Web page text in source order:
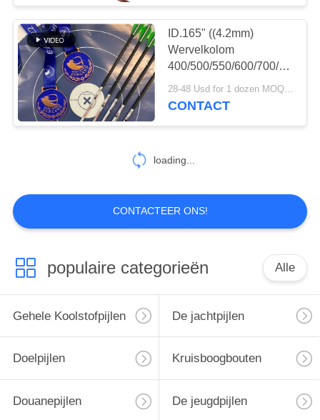
Pijlcomponenten
Aluminiumpijlen
1
Pijlcatalogus
1
ID.165" ((4.2mm)
Wervelkolom
400/500/550/600/700/800/
rechte +/-.003-.001"
4mm Kleine diameter
28-48 Usd for 1 dozen MOQ:2 dozens
CONTACT
loading...
CONTACTEER ONS!
populaire categorieën Alle
Gehele Koolstofpijlen De jachtpijlen
Doelpijlen Kruisboogbouten
Douanepijlen De jeugdpijlen